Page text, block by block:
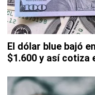
El dólar blue bajó
$1.600 y así cotiza